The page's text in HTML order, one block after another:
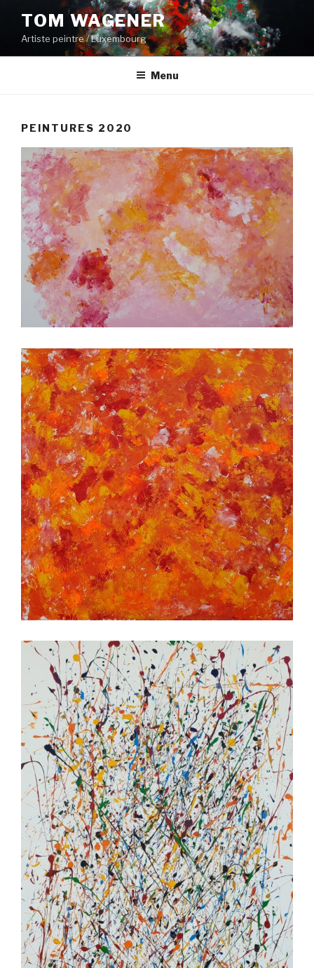
contenu
principal
TOM WAGENER
Artiste peintre / Luxembourg
Menu
PEINTURES 2020